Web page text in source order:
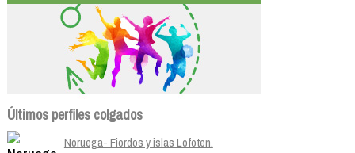
Últimos perfiles colgados
Noruega- Fiordos y islas Lofoten.